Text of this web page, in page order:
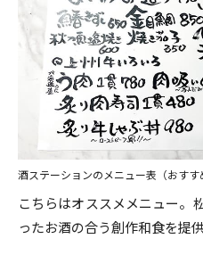
酒ステーションのメニュー表（おすす
こちらはオススメメニュー。
ったお酒の合う創作和食を提